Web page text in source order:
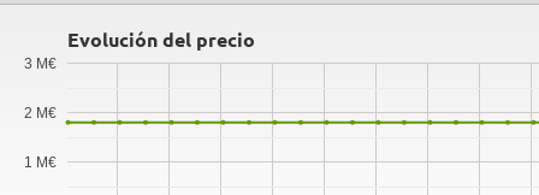
Evolución del precio
1 M€
2 M€
3 M€